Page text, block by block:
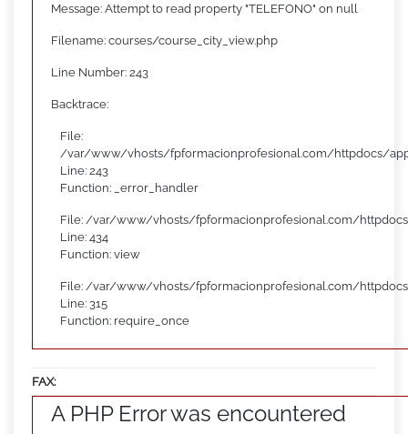
Message: Attempt to read property "TELEFONO" on null
Filename: courses/course_city_view.php
Line Number: 243
Backtrace:
File:
/var/www/vhosts/fpformacionprofesional.com/httpdocs/
Line: 243
Function: _error_handler
File: /var/www/vhosts/fpformacionprofesional.com/
Line: 434
Function: view
File: /var/www/vhosts/fpformacionprofesional.com/
Line: 315
Function: require_once
FAX:
A PHP Error was encountered